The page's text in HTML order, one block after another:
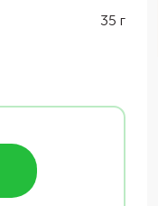
35 г